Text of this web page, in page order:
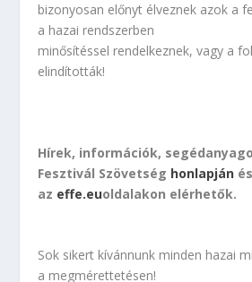
bizonyosan előnyt élveznek azok a
a hazai rendszerben
minősítéssel rendelkeznek, vagy a
elindították!
Hírek, információk,
Fesztivál Szövetség honlapján és
az effe.euoldalakon elérhetők.
Sok sikert kívánnunk minden hazai
a megmérettetésen!